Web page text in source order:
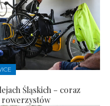
Śląskich – coraz
rowerzystów